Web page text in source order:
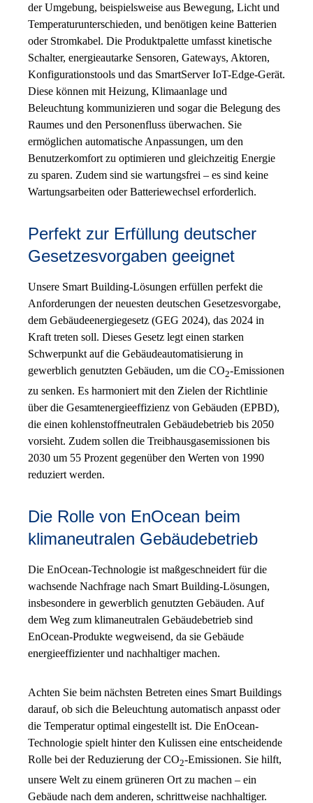
der Umgebung, beispielsweise aus Bewegung, Licht und
Temperaturunterschieden, und benötigen keine Batterien
oder Stromkabel. Die Produktpalette umfasst kinetische
Schalter, energieautarke Sensoren, Gateways, Aktoren,
Konfigurationstools und das SmartServer IoT-Edge-Gerät.
Diese können mit Heizung, Klimaanlage und
Beleuchtung kommunizieren und sogar die Belegung des
Raumes und den Personenfluss überwachen. Sie
ermöglichen automatische Anpassungen, um den
Benutzerkomfort zu optimieren und gleichzeitig Energie
zu sparen. Zudem sind sie wartungsfrei – es sind keine
Wartungsarbeiten oder Batteriewechsel erforderlich.
Perfekt zur Erfüllung deutscher
Gesetzesvorgaben geeignet
Unsere Smart Building-Lösungen erfüllen perfekt die
Anforderungen der neuesten deutschen Gesetzesvorgabe,
dem Gebäudeenergiegesetz (GEG 2024), das 2024 in
Kraft treten soll. Dieses Gesetz legt einen starken
Schwerpunkt auf die Gebäudeautomatisierung in
gewerblich genutzten Gebäuden, um die CO2-Emissionen
zu senken. Es harmoniert mit den Zielen der Richtlinie
über die Gesamtenergieeffizienz von Gebäuden (EPBD),
die einen kohlenstoffneutralen Gebäudebetrieb bis 2050
vorsieht. Zudem sollen die Treibhausgasemissionen bis
2030 um 55 Prozent gegenüber den Werten von 1990
reduziert werden.
Die Rolle von EnOcean beim
klimaneutralen Gebäudebetrieb
Die EnOcean-Technologie ist maßgeschneidert für die
wachsende Nachfrage nach Smart Building-Lösungen,
insbesondere in gewerblich genutzten Gebäuden. Auf
dem Weg zum klimaneutralen Gebäudebetrieb sind
EnOcean-Produkte wegweisend, da sie Gebäude
energieeffizienter und nachhaltiger machen.
Achten Sie beim nächsten Betreten eines Smart Buildings
darauf, ob sich die Beleuchtung automatisch anpasst oder
die Temperatur optimal eingestellt ist. Die EnOcean-
Technologie spielt hinter den Kulissen eine entscheidende
Rolle bei der Reduzierung der CO2-Emissionen. Sie hilft,
unsere Welt zu einem grüneren Ort zu machen – ein
Gebäude nach dem anderen, schrittweise nachhaltiger.